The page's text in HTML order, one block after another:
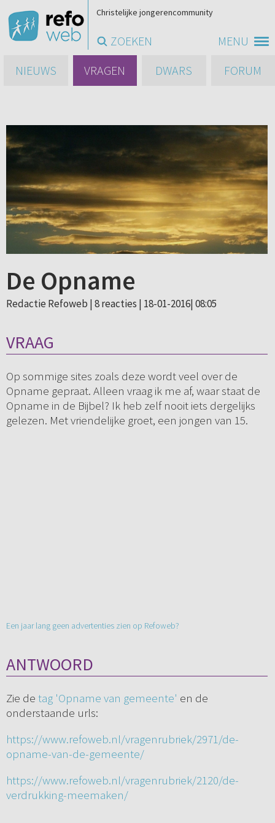
MENU
Christelijke jongerencommunity
ZOEKEN
NIEUWS
VRAGEN DWARS FORUM
De Opname
Redactie Refoweb | 8 reacties | 18-01-2016| 08:05
VRAAG
Op sommige sites zoals deze wordt veel over de
Opname gepraat. Alleen vraag ik me af, waar staat de
Opname in de Bijbel? Ik heb zelf nooit iets dergelijks
gelezen. Met vriendelijke groet, een jongen van 15.
Een jaar lang geen advertenties zien op Refoweb?
ANTWOORD
Zie de tag 'Opname van gemeente' en de
onderstaande urls:
https://www.refoweb.nl/vragenrubriek/2971/de-
opname-van-de-gemeente/
https://www.refoweb.nl/vragenrubriek/2120/de-
verdrukking-meemaken/